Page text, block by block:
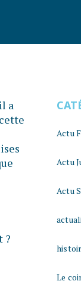
a
?
Actu
Actu
Actu
Le